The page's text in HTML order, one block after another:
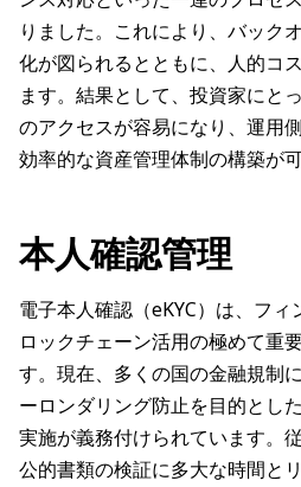
りました。これにより、バック
化が図られるとともに、人的コ
ます。結果として、投資家にと
のアクセスが容易になり、運用
効率的な資産管理体制の構築が
本人確認管理
電子本人確認（eKYC）は、フ
ロックチェーン活用の極めて重
す。現在、多くの国の金融規制
ーロンダリング防止を目的とし
実施が義務付けられています。
公的書類の検証に多大な時間と